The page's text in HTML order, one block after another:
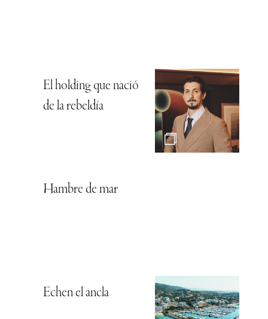
El holding que nació
de la rebeldía
Hambre de mar
Echen el ancla